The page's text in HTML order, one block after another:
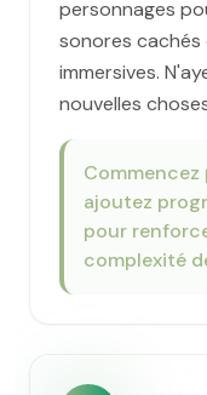
personnages
sonores
immersives.
nouvelles
Commencez
ajoutez
pour
complexité